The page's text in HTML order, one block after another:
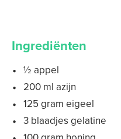
Ingrediënten
½ appel
200 ml azijn
125 gram eigeel
3 blaadjes gelatine